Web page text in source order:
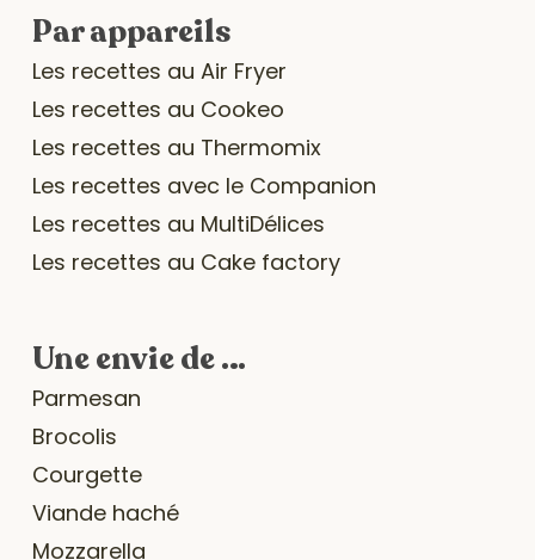
Par appareils
Les recettes au Air Fryer
Les recettes au Cookeo
Les recettes au Thermomix
Les recettes avec le Companion
Les recettes au MultiDélices
Les recettes au Cake factory
Une envie de …
Parmesan
Brocolis
Courgette
Viande haché
Mozzarella